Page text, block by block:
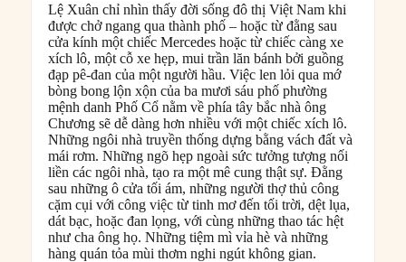
Lệ Xuân chỉ nhìn thấy đời sống đô thị Việt Nam khi
được chở ngang qua thành phố – hoặc từ đằng sau
cửa kính một chiếc Mercedes hoặc từ chiếc càng xe
xích lô, một cỗ xe hẹp, mui trần lăn bánh bởi guồng
đạp pê-đan của một người hầu. Việc len lỏi qua mớ
bòng bong lộn xộn của ba mươi sáu phố phường
mệnh danh Phố Cổ nằm về phía tây bắc nhà ông
Chương sẽ dễ dàng hơn nhiều với một chiếc xích lô.
Những ngôi nhà truyền thống dựng bằng vách đất và
mái rơm. Những ngõ hẹp ngoài sức tưởng tượng nối
liền các ngôi nhà, tạo ra một mê cung thật sự. Đằng
sau những ô cửa tối ám, những người thợ thủ công
cặm cụi với công việc từ tinh mơ đến tối trời, dệt lụa,
dát bạc, hoặc đan lọng, với cùng những thao tác hệt
như cha ông họ. Những tiệm mì vỉa hè và những
hàng quán tỏa mùi thơm nghi ngút không gian.